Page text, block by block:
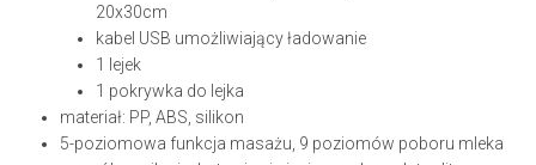
20x30cm
kabel USB umożliwiający ładowanie
1 lejek
1 pokrywka do lejka
materiał: PP, ABS, silikon
5-poziomowa funkcja masażu, 9 poziomów poboru mleka